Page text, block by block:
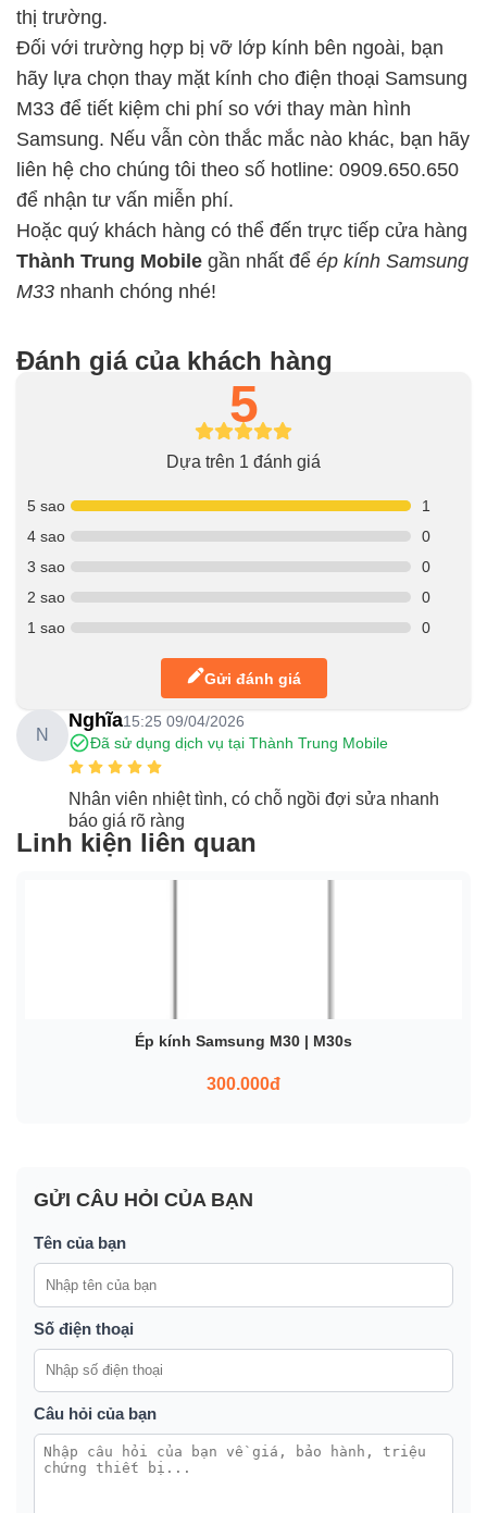
thị trường.
Đối với trường hợp bị vỡ lớp kính bên ngoài, bạn
hãy lựa chọn thay mặt kính cho điện thoại Samsung
M33 để tiết kiệm chi phí so với thay màn hình
Samsung. Nếu vẫn còn thắc mắc nào khác, bạn hãy
liên hệ cho chúng tôi theo số hotline: 0909.650.650
để nhận tư vấn miễn phí.
Hoặc quý khách hàng có thể đến trực tiếp cửa hàng
Thành Trung Mobile gần nhất để ép kính Samsung
M33 nhanh chóng nhé!
Đánh giá của khách hàng
5
Dựa trên 1 đánh giá
5 sao
1
4 sao
0
3 sao
0
2 sao
0
1 sao
0
Gửi đánh giá
N
Nghĩa15:25 09/04/2026
Đã sử dụng dịch vụ tại Thành Trung Mobile
Nhân viên nhiệt tình, có chỗ ngồi đợi sửa nhanh
báo giá rõ ràng
Linh kiện liên quan
Ép kính Samsung M30 | M30s
300.000đ
GỬI CÂU HỎI CỦA BẠN
Tên của bạn
Số điện thoại
Câu hỏi của bạn